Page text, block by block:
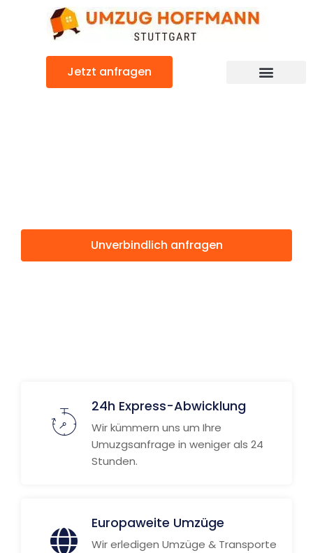
Jetzt anfragen
Unverbindlich anfragen
24h Express-Abwicklung
Wir kümmern uns um Ihre
Umuzgsanfrage in weniger als 24
Stunden.
Europaweite Umzüge
Wir erledigen Umzüge & Transporte